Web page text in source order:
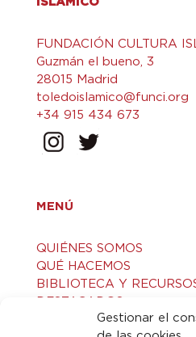
Gestionar el
FUNDACIÓN CULTURA
Guzmán el bueno, 3
28015 Madrid
toledoislamico@funci.org
+34 915 434 673
MENÚ
QUIÉNES SOMOS
QUÉ HACEMOS
BIBLIOTECA Y
DESTACADOS
ACTIVIDADES